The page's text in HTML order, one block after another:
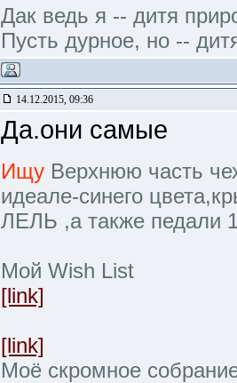
Дак ведь я -- дитя
Пусть дурное, но --
14.12.2015, 09:36
Да.они самые
Ищу Верхнюю часть
идеале-синего
ЛЕЛЬ ,а также педали
Мой Wish List
[link]
[link]
Моё скромное